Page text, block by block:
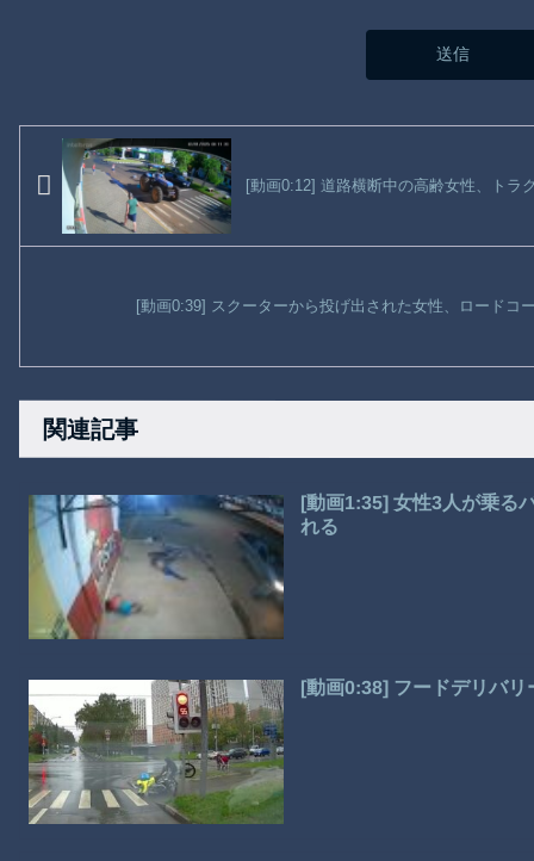
[動画0:12] 道路横断中の高齢女性、トラ
[動画0:39] スクーターから投げ出された女性、ロードコ
関連記事
[動画1:35] 女性3人が乗る
れる
[動画0:38] フードデリバ